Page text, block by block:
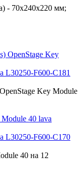
- 70x240x220 мм;
L30250-F600-C181
Key Module
L30250-F600-C170
40 на 12